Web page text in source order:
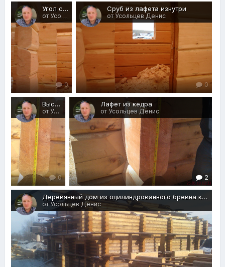
Угол сруба, рубленого "в седло" (норвежская чашка)
от Усольцев Денис
0
Сруб из лафета изнутри
от Усольцев Денис
0
Высота лафета - более 50 см
от Усольцев Денис
0
Лафет из кедра
от Усольцев Денис
2
Деревянный дом из оцилиндрованного бревна кедра
от Усольцев Денис